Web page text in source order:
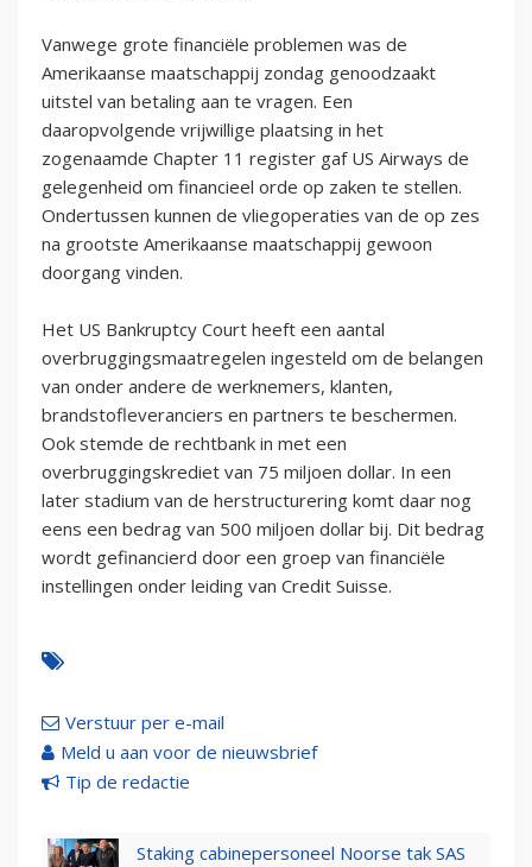
Vanwege grote financiële problemen was de
Amerikaanse maatschappij zondag genoodzaakt
uitstel van betaling aan te vragen. Een
daaropvolgende vrijwillige plaatsing in het
zogenaamde Chapter 11 register gaf US Airways de
gelegenheid om financieel orde op zaken te stellen.
Ondertussen kunnen de vliegoperaties van de op zes
na grootste Amerikaanse maatschappij gewoon
doorgang vinden.
Het US Bankruptcy Court heeft een aantal
overbruggingsmaatregelen ingesteld om de belangen
van onder andere de werknemers, klanten,
brandstofleveranciers en partners te beschermen.
Ook stemde de rechtbank in met een
overbruggingskrediet van 75 miljoen dollar. In een
later stadium van de herstructurering komt daar nog
eens een bedrag van 500 miljoen dollar bij. Dit bedrag
wordt gefinancierd door een groep van financiële
instellingen onder leiding van Credit Suisse.
Verstuur per e-mail
Meld u aan voor de nieuwsbrief
Tip de redactie
Staking cabinepersoneel Noorse tak SAS